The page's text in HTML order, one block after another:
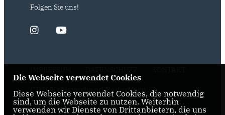
Folgen Sie uns!
CDU-Kreisverband Paderborn
CDU-NRW
Die Webseite verwendet Cookies
Diese Webseite verwendet Cookies, die notwendig
sind, um die Webseite zu nutzen. Weiterhin
verwenden wir Dienste von Drittanbietern, die uns